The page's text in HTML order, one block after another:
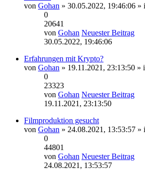
von Gohan » 30.05.2022, 19:46:06 »
0
20641
von Gohan Neuester Beitrag
30.05.2022, 19:46:06
Erfahrungen mit Krypto?
von Gohan » 19.11.2021, 23:13:50 »
0
23323
von Gohan Neuester Beitrag
19.11.2021, 23:13:50
Filmproduktion gesucht
von Gohan » 24.08.2021, 13:53:57 »
0
44801
von Gohan Neuester Beitrag
24.08.2021, 13:53:57